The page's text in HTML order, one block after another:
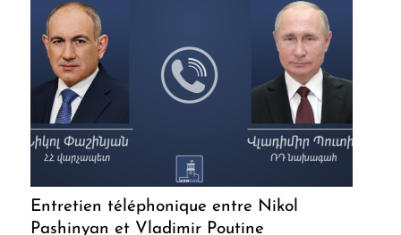
Entretien téléphonique entre Nikol
Pashinyan et Vladimir Poutine